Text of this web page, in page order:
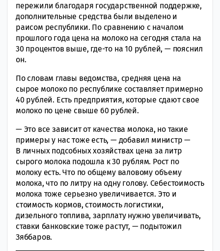
пережили благодаря государственной поддержке,
дополнительные средства были выделено и
раисом республики. По сравнению с началом
прошлого года цена на молоко на сегодня стала на
30 процентов выше, где-то на 10 рублей, — пояснил
он.
По словам главы ведомства, средняя цена на
сырое молоко по республике составляет примерно
40 рублей. Есть предприятия, которые сдают свое
молоко по цене свыше 60 рублей.
— Это все зависит от качества молока, но такие
примеры у нас тоже есть, — добавил министр —
В личных подсобных хозяйствах цена за литр
сырого молока подошла к 30 рублям. Рост по
молоку есть. Что по общему валовому объему
молока, что по литру на одну голову. Себестоимость
молока тоже серьезно увеличивается. Это и
стоимость кормов, стоимость логистики,
дизельного топлива, зарплату нужно увеличивать,
ставки банковские тоже растут, — подытожил
Зяббаров.